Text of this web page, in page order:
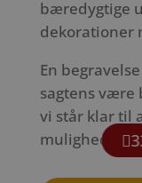
bæredygtige
dekorationer
En
sagtens være
vi står klar til